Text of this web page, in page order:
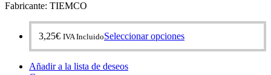
Fabricante: TIEMCO
3,25€ IVA IncluidoSeleccionar opcionesEste
Añadir a la lista de deseos